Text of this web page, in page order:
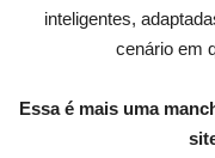
inteligentes,
cenário em
Essa é mais uma